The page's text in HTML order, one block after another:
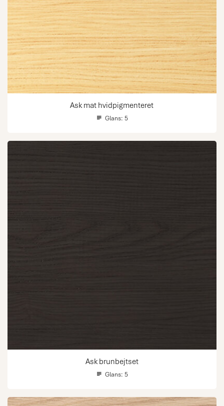
Ask mat hvidpigmenteret
Glans: 5
Ask brunbejtset
Glans: 5